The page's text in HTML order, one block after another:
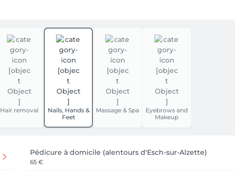
Hair removal
Nails, Hands &
Feet
Massage & Spa
Eyebrows and
Makeup
Pédicure à domicile (alentours d'Esch-sur-Alzette)
65 €